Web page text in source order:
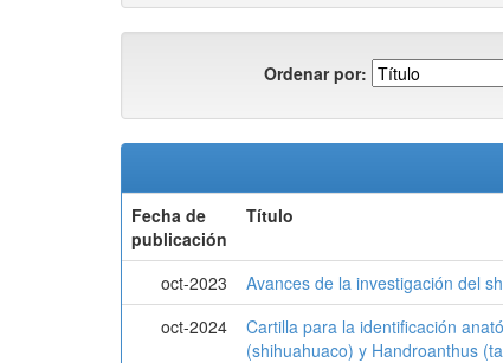
Ordenar por:
Fecha de
publicación
Título
oct-2023 Avances de la investigación del
oct-2024
Cartilla para la identificación
(shihuahuaco) y Handroanthus